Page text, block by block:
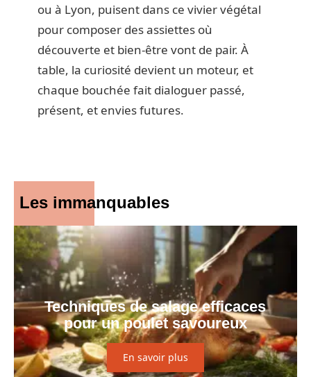
ou à Lyon, puisent dans ce vivier végétal
pour composer des assiettes où
découverte et bien-être vont de pair. À
table, la curiosité devient un moteur, et
chaque bouchée fait dialoguer passé,
présent, et envies futures.
Les immanquables
Techniques de salage efficaces
pour un poulet savoureux
En savoir plus